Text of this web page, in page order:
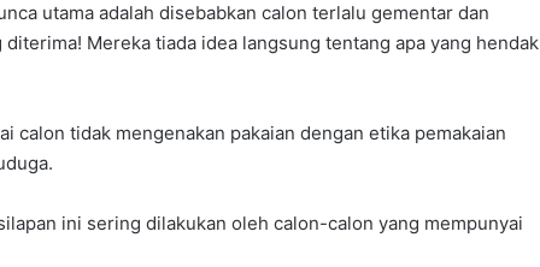
utama adalah disebabkan calon terlalu gementar dan
Mereka tiada idea langsung tentang apa yang hendak
calon tidak mengenakan pakaian dengan etika pemakaian
ini sering dilakukan oleh calon-calon yang mempunyai